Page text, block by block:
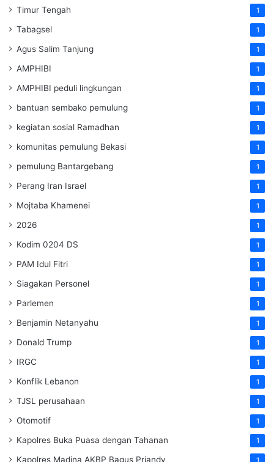
Timur Tengah 1
Tabagsel 1
Agus Salim Tanjung 1
AMPHIBI 1
AMPHIBI peduli lingkungan 1
bantuan sembako pemulung 1
kegiatan sosial Ramadhan 1
komunitas pemulung Bekasi 1
pemulung Bantargebang 1
Perang Iran Israel 1
Mojtaba Khamenei 1
2026 1
Kodim 0204 DS 1
PAM Idul Fitri 1
Siagakan Personel 1
Parlemen 1
Benjamin Netanyahu 1
Donald Trump 1
IRGC 1
Konflik Lebanon 1
TJSL perusahaan 1
Otomotif 1
Kapolres Buka Puasa dengan Tahanan 1
Kapolres Madina AKBP Bagus Priandy 1